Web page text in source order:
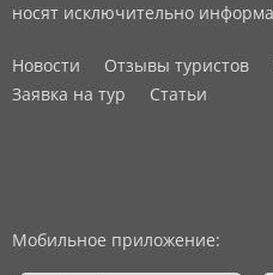
носят исключительно
Новости Отзывы туристов
Заявка на тур
Статьи
Мобильное приложение: